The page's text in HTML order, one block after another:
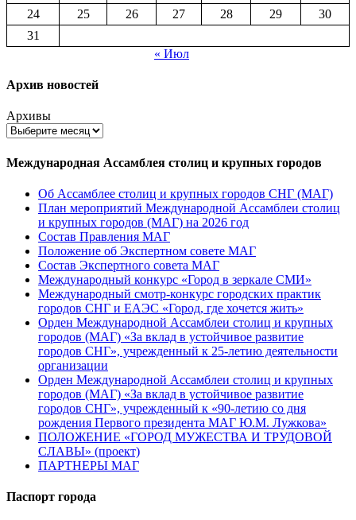
24
25 26 27 28 29
30
31
« Июл
Архив новостей
Архивы
Международная Ассамблея столиц и крупных городов
Об Ассамблее столиц и крупных городов СНГ (МАГ)
План мероприятий Международной Ассамблеи столиц
и крупных городов (МАГ) на 2026 год
Состав Правления МАГ
Положение об Экспертном совете МАГ
Состав Экспертного совета МАГ
Международный конкурс «Город в зеркале СМИ»
Международный смотр-конкурс городских практик
городов СНГ и ЕАЭС «Город, где хочется жить»
Орден Международной Ассамблеи столиц и крупных
городов (МАГ) «За вклад в устойчивое развитие
городов СНГ», учрежденный к 25-летию деятельности
организации
Орден Международной Ассамблеи столиц и крупных
городов (МАГ) «За вклад в устойчивое развитие
городов СНГ», учрежденный к «90-летию со дня
рождения Первого президента МАГ Ю.М. Лужкова»
ПОЛОЖЕНИЕ «ГОРОД МУЖЕСТВА И ТРУДОВОЙ
СЛАВЫ» (проект)
ПАРТНЕРЫ МАГ
Паспорт города